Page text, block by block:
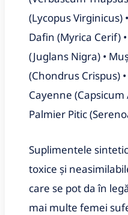
(Lycopus Virginicus)
Dafin (Myrica Cerif)
(Juglans Nigra) •
(Chondrus Crispus)
Cayenne
Palmier Pitic
Suplimentele
toxice și
care se pot da în
mai multe femei